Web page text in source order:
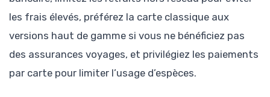
les frais élevés, préférez la carte classique aux
versions haut de gamme si vous ne bénéficiez pas
des assurances voyages, et privilégiez les paiements
par carte pour limiter l’usage d’espèces.